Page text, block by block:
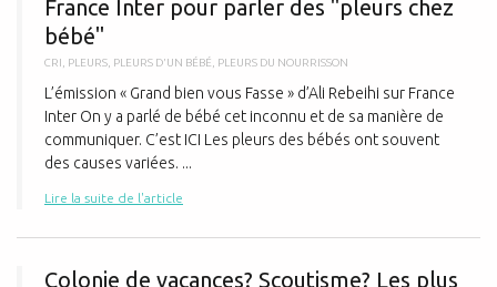
France Inter pour parler des "pleurs chez
bébé"
CRI PLEURS PLEURS D'UN BÉBÉ PLEURS DU NOURRISSON
L’émission « Grand bien vous Fasse » d’Ali Rebeihi sur France
Inter On y a parlé de bébé cet inconnu et de sa manière de
communiquer. C’est ICI Les pleurs des bébés ont souvent
des causes variées. ...
Lire la suite de l'article
Colonie de vacances? Scoutisme? Les plus